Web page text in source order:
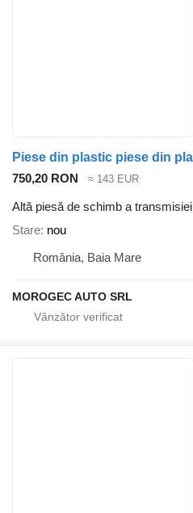
750,20 RON ≈ 143 EUR
Altă piesă de schimb a transmisiei
Stare nou
România, Baia Mare
MOROGEC AUTO SRL